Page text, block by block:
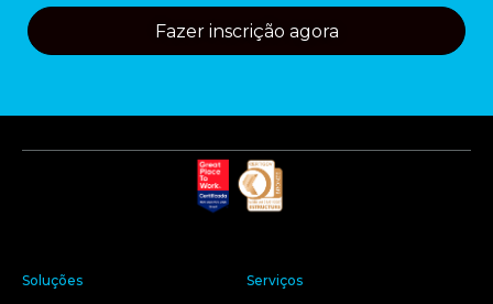
Fazer inscrição agora
Soluções Serviços